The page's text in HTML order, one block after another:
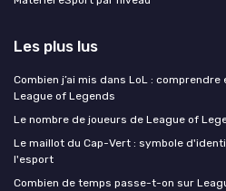
Les plus lus
Combien j’ai mis dans LoL :
League of Legends
Le nombre de joueurs de League of
Le maillot du Cap-Vert : symbole
l'esport
Combien de temps passe-t-on sur